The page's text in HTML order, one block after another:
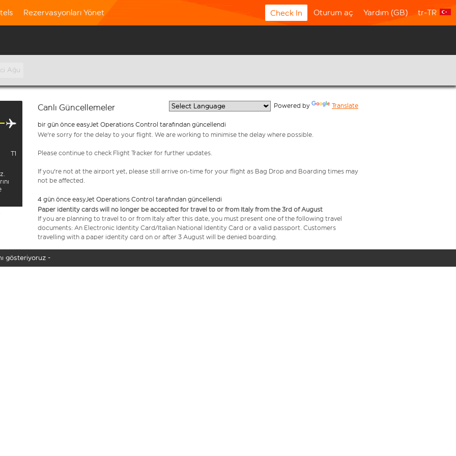
Rezervasyonları Yönet Check In Oturum aç Yardım (GB) tr-TR
Ağu
T1
Canlı Güncellemeler Powered by Translate
bir gün önce easyJet Operations Control tarafından güncellendi
We're sorry for the delay to your flight. We are working to minimise the delay where possible.
Please continue to check Flight Tracker for further updates.
If you're not at the airport yet, please still arrive on-time for your flight as Bag Drop and Boarding times may
not be affected.
4 gün önce easyJet Operations Control tarafından güncellendi
Paper identity cards will no longer be accepted for travel to or from Italy from the 3rd of August
If you are planning to travel to or from Italy after this date, you must present one of the following travel
documents: An Electronic Identity Card/Italian National Identity Card or a valid passport. Customers
travelling with a paper identity card on or after 3 August will be denied boarding.
gösteriyoruz -